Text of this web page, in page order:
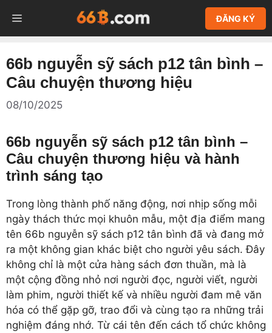
đến
nội
ĐĂNG KÝ
MENU
66b nguyễn sỹ sách p12 tân bình –
Câu chuyện thương hiệu
08/10/2025
66b nguyễn sỹ sách p12 tân bình –
Câu chuyện thương hiệu và hành
trình sáng tạo
Trong lòng thành phố năng động, nơi nhịp sống mỗi
ngày thách thức mọi khuôn mẫu, một địa điểm mang
tên 66b nguyễn sỹ sách p12 tân bình đã và đang mở
ra một không gian khác biệt cho người yêu sách. Đây
không chỉ là một cửa hàng sách đơn thuần, mà là
một cộng đồng nhỏ nơi người đọc, người viết, người
làm phim, người thiết kế và nhiều người đam mê văn
hóa có thể gặp gỡ, trao đổi và cùng tạo ra những trải
nghiệm đáng nhớ. Từ cái tên đến cách tổ chức không